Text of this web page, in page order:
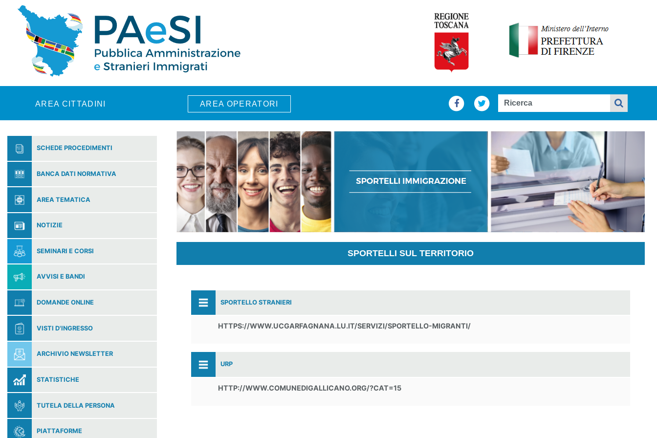
Skip to main content
AREA CITTADINI AREA OPERATORI
SCHEDE PROCEDIMENTI
BANCA DATI NORMATIVA
AREA TEMATICA
NOTIZIE
SEMINARI E CORSI
AVVISI E BANDI
DOMANDE ONLINE
VISTI D'INGRESSO
ARCHIVIO NEWSLETTER
STATISTICHE
TUTELA DELLA PERSONA
PIATTAFORME
SPORTELLI SUL TERRITORIO
SPORTELLO STRANIERI
HTTPS://WWW.UCGARFAGNANA.LU.IT/SERVIZI/SPORTELLO-MIGRANTI/
URP
HTTP://WWW.COMUNEDIGALLICANO.ORG/?CAT=15